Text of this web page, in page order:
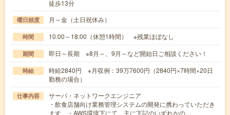
徒歩13分
曜日頻度 月～金（土日祝休み）
時間 10:00～18:00（休憩1時間） ※残業ほぼなし
期間 即日～長期 ※8月～、9月～など開始日ご相談ください！
時給
時給2840円 ※月収例：39万7600円（2840円×7時間×20日
勤務の場合）
仕事内容
サーバ・ネットワークエンジニア
・飲食店舗向け業務管理システムの開発に携わっていただき
ます。・AWS環境下にて、主に下記のいずれかの…